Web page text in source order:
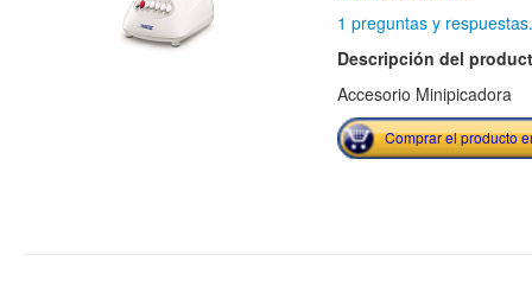
1 preguntas y respuestas.
Descripción del
Accesorio Minipicadora
Comprar el producto